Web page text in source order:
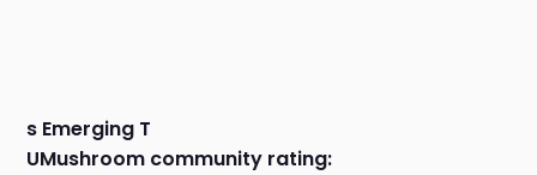
s Emerging T
UMushroom community rating: